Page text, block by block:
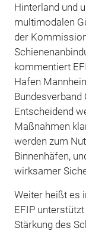
Hinterland und
multimodalen
der
kommentiert
Hafen
Bundesverband
Entscheidend
Maßnahmen
werden zum
Binnenhäfen,
wirksamer
Weiter heißt es
EFIP
Stärkung des